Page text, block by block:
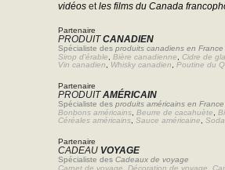
vidéos etles films du Canada
Partenaire
PRODUITCANADIEN
Spécialiste des produits canadiens en France
Sirop d'érable
Bière canadienne Cidre de
Vin canadien
Whisky canadien Poutine du
Partenaire
PRODUITAMÉRICAIN
Spécialiste des produits américains en France
Bonbons américains Beurre de cacahuète
Céréales américains Sauce américaine
Partenaire
CADEAU VOYAGE
Spécialiste des Cadeaux de voyage
Carnet de voyage
Décoration de voyage